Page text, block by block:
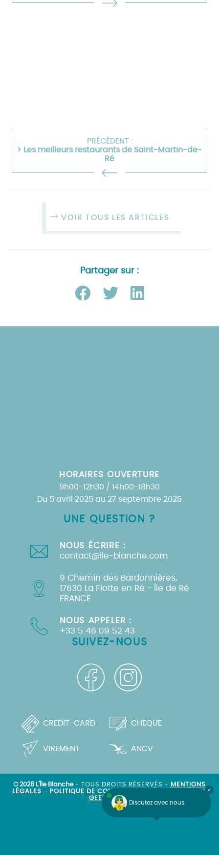
PRÉCÉDENT :
> Les meilleurs restaurants de Saint-Martin-de-
Ré
VOIR TOUS LES ARTICLES
Partager sur :
UNE QUESTION ?
NOUS ÉCRIRE :
contact@ile-blanche.com
9 Chemin des Bardonnières,
17630 La Flotte en Ré - Île de Ré
FRANCE
NOUS APPELER :
+33 5 46 09 52 43
HORAIRES OUVERTURE
9h00-12h30 / 14h00-18h30
Du 5 avril 2025 au 27 septembre 2025
SUIVEZ-NOUS
CREDIT-CARD CHEQUE
VIREMENT ANCV
© 2026 L'Île Blanche - TOUS DROITS RÉSERVÉS -
MENTIONS
LÉGALES - POLITIQUE DE CONFIDENTIALITÉ
- RÉALISÉ PAR
GEEK TONIC Discutez avec nous